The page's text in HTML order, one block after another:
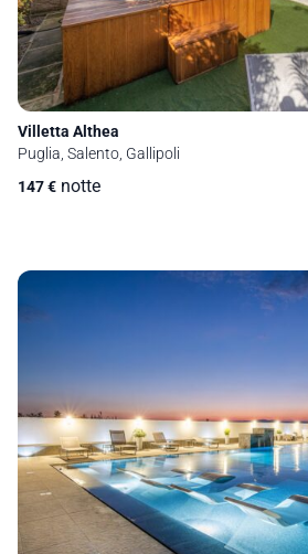
Villetta Althea
Puglia, Salento, Gallipoli
147€ notte